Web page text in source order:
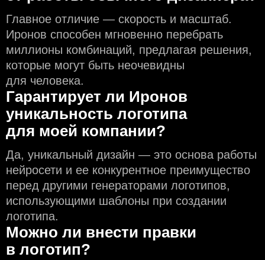
Главное отличие — скорость и масштаб.
Иронов способен мгновенно перебрать
миллионы комбинаций, предлагая решения,
которые могут быть неочевидны
для человека.
Гарантирует ли Иронов
уникальность логотипа
для моей компании?
Да, уникальный дизайн — это основа работы
нейросети и еe конкурентное преимущество
перед другими генераторами логотипов,
использующими шаблоны при создании
логотипа.
Можно ли внести правки
в логотип?